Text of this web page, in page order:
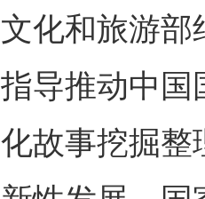
化和旅游
导推动中
故事挖掘